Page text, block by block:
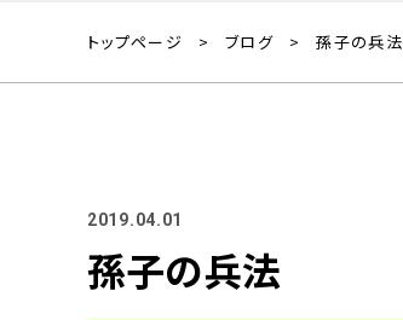
トップページ ブログ 孫子の兵法
2019.04.01
孫子の兵法